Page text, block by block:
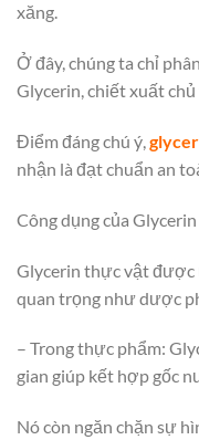
xăng.
Ở đây, chúng ta chỉ
Glycerin, chiết xuất
Điểm đáng chú ý,
nhận là đạt chuẩn an
Công dụng của
Glycerin thực vật được
quan trọng như dược
– Trong thực phẩm:
gian giúp kết hợp gốc
Nó còn ngăn chặn sự